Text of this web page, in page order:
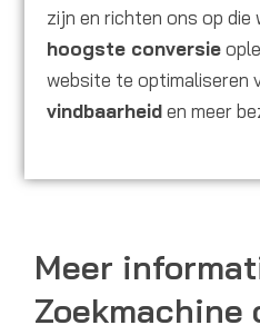
Meer
zijn en richten ons op die
hoogste conversie
website te optimaliseren
vindbaarheiden meer